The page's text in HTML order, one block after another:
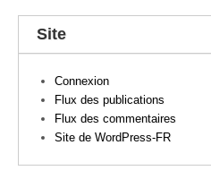
Site
Connexion
Flux des publications
Flux des commentaires
Site de WordPress-FR